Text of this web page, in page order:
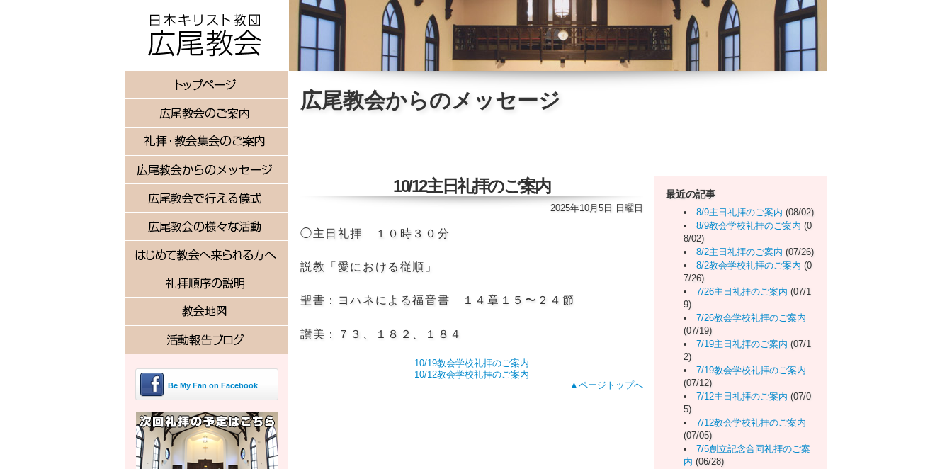
広尾教会からのメッセージ
10/12主日礼拝のご案内
2025年10月5日 日曜日
◯主日礼拝 １０時３０分
説教「愛における従順」
聖書：ヨハネによる福音書 １４章１５〜２４節
讃美：７３、１８２、１８４
10/19教会学校礼拝のご案内
10/12教会学校礼拝のご案内
▲ページトップへ
最近の記事
8/9主日礼拝のご案内 (08/02)
8/9教会学校礼拝のご案内 (0
8/02)
8/2主日礼拝のご案内 (07/26)
8/2教会学校礼拝のご案内 (0
7/26)
7/26主日礼拝のご案内 (07/1
9)
7/26教会学校礼拝のご案内
(07/19)
7/19主日礼拝のご案内 (07/1
2)
7/19教会学校礼拝のご案内
(07/12)
7/12主日礼拝のご案内 (07/0
5)
7/12教会学校礼拝のご案内
(07/05)
7/5創立記念合同礼拝のご案
内 (06/28)
Be My Fan on Facebook